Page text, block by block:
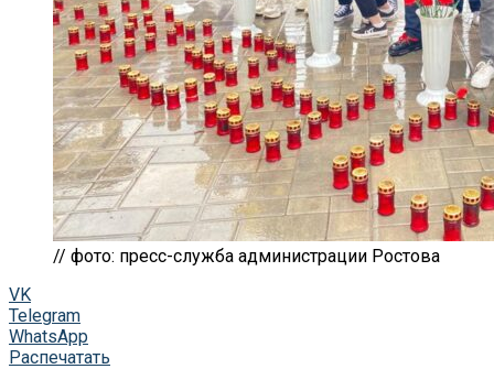
// фото: пресс-служба администрации Ростова
VK
Telegram
WhatsApp
Распечатать